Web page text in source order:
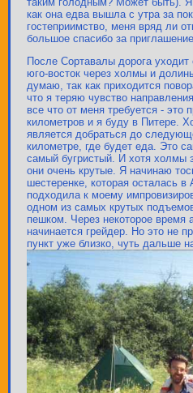
как она едва вышла с утра за
гостеприимство, меня вряд ли
большое спасибо за
После Сортавалы дорога
юго-восток через холмы и
думаю, так как приходится
что я теряю чувство
все что от меня требуется - это
километров и я буду в Питере.
является добраться до
километре, где будет еда. Это
самый бугристый. И хотя холмы
они очень крутые. Я начинаю
шестеренке, которая осталась в
подходила к моему
одном из самых крутых
пешком. Через некоторое время
начинается грейдер. Но это не
пункт уже близко, чуть дальше